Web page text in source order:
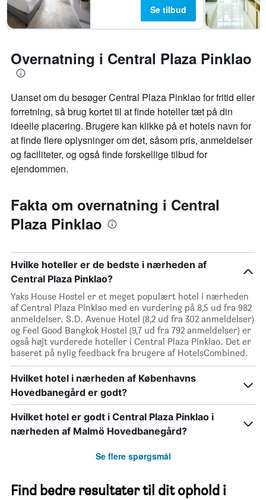
Se tilbud
Overnatning i Central Plaza Pinklao
Uanset om du besøger Central Plaza Pinklao for fritid eller
forretning, så brug kortet til at finde hoteller tæt på din
ideelle placering. Brugere kan klikke på et hotels navn for
at finde flere oplysninger om det, såsom pris, anmeldelser
og faciliteter, og også finde forskellige tilbud for
ejendommen.
Fakta om overnatning i Central
Plaza Pinklao
Hvilke hoteller er de bedste i nærheden af
Central Plaza Pinklao?
Yaks House Hostel er et meget populært hotel i nærheden
af Central Plaza Pinklao med en vurdering på 8,5 ud fra 982
anmeldelser. S.D. Avenue Hotel (8,2 ud fra 302 anmeldelser)
og Feel Good Bangkok Hostel (9,7 ud fra 792 anmeldelser) er
også højt vurderede hoteller i Central Plaza Pinklao. Det er
baseret på nylig feedback fra brugere af HotelsCombined.
Hvilket hotel i nærheden af Københavns
Hovedbanegård er godt?
Hvilket hotel er godt i Central Plaza Pinklao i
nærheden af Malmö Hovedbanegård?
Se flere spørgsmål
Find bedre resultater til dit ophold i